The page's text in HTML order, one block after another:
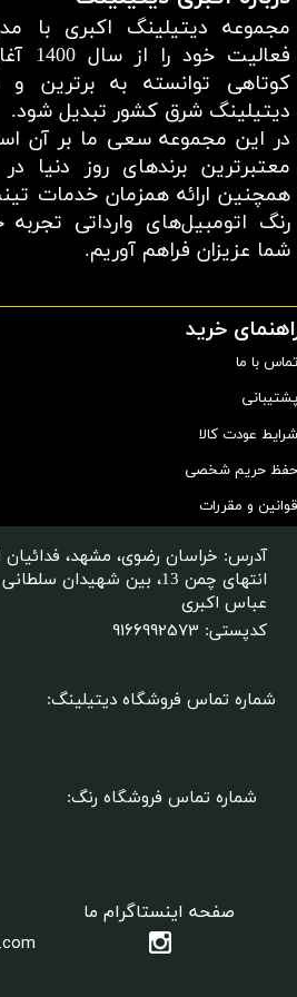
مجموعه دیتیلینگ اکبری با
کوتاهی توانسته به برترین
دیتیلینگ شرق کشور تبدیل شود.
در این مجموعه سعی ما بر آن
معتبر‌ترین برند‌های روز دنیا
همچنین ارائه همزمان خدمات
رنگ اتومبیل‌های وارداتی تجربه
شما عزیزان فراهم آوریم.​​​​​​​
خرید
تماس با ما
پشتیبانی
شرایط عودت کالا
حفظ حریم شخصی
قوانین و مقررات
شماره تماس فروشگاه دیتیلینگ:
صفحه اینستاگرام ما
آدرس: خراسان رضوی، مشهد، فدائیان
عباس اکبری
کدپستی: 9166992573
شماره تماس فروشگاه رنگ: